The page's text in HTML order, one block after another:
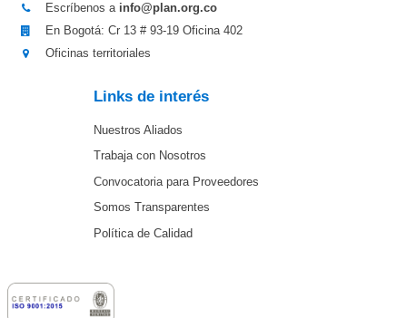
Escríbenos a info@plan.org.co
En Bogotá: Cr 13 # 93-19 Oficina 402
Oficinas territoriales
Links de interés
Nuestros Aliados
Trabaja con Nosotros
Convocatoria para Proveedores
Somos Transparentes
Política de Calidad